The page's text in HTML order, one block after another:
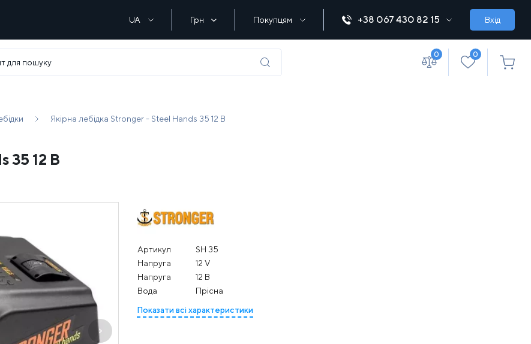
UA Грн Покупцям +38 067 430 82 15 Вхід
0 0
Якірна лебідка Stronger - Steel Hands 35 12 В
35 12 В
Артикул
SH 35
Напруга
12 V
Напруга
12 В
Вода
Прісна
Показати всі характеристики